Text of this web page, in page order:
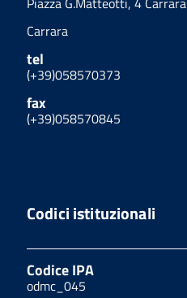
Carrara
tel
(+39)058570373
fax
(+39)058570845
Codici istituzionali
Codice IPA
odmc_045